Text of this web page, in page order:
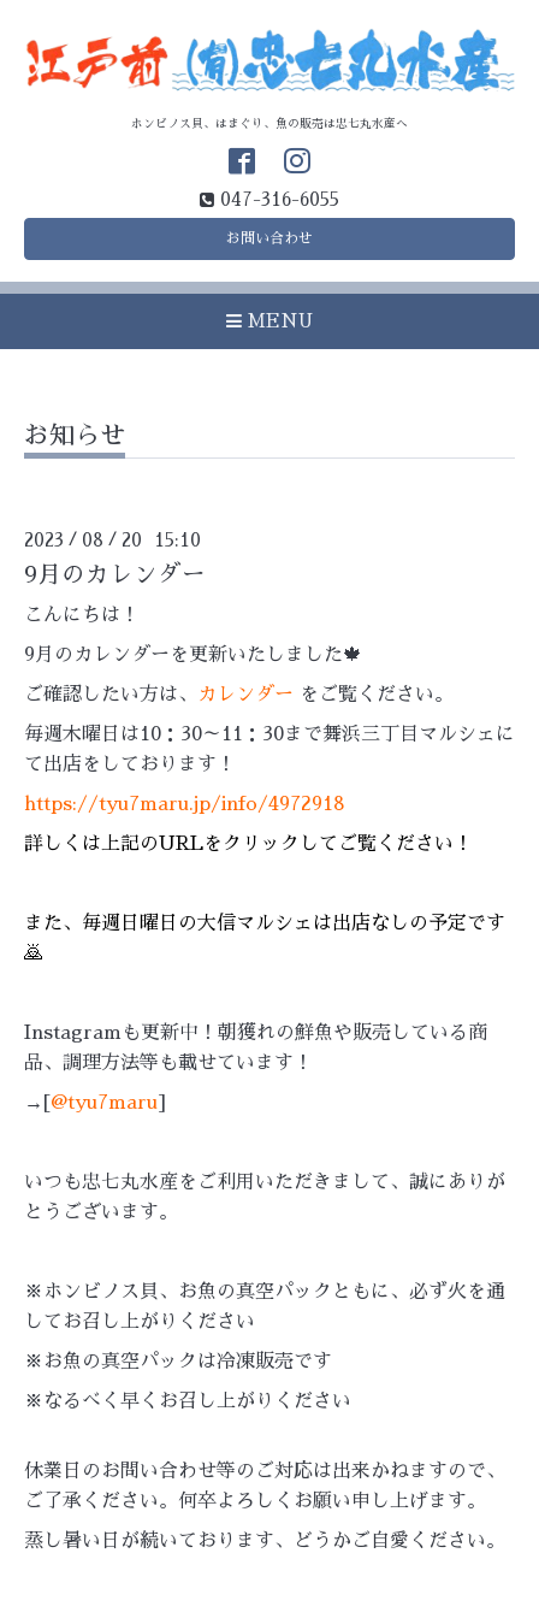
ホンビノス貝、はまぐり、魚の販売は忠七丸水産へ
047-316-6055
お問い合わせ
MENU
お知らせ
2023 / 08 / 20 15:10
9月のカレンダー
こんにちは！
9月のカレンダーを更新いたしました🍁
ご確認したい方は、 カレンダー をご覧ください。
毎週木曜日は10：30～11：30まで舞浜三丁目マルシェに
て出店をしております！
https://tyu7maru.jp/info/4972918
詳しくは上記のURLをクリックしてご覧ください！
また、毎週日曜日の大信マルシェは出店なしの予定です
🙇
Instagramも更新中！朝獲れの鮮魚や販売している商
品、調理方法等も載せています！
→[@tyu7maru]
いつも忠七丸水産をご利用いただきまして、誠にありが
とうございます。
※ホンビノス貝、お魚の真空パックともに、必ず火を通
してお召し上がりください
※お魚の真空パックは冷凍販売です
※なるべく早くお召し上がりください
休業日のお問い合わせ等のご対応は出来かねますので、
ご了承ください。何卒よろしくお願い申し上げます。
蒸し暑い日が続いております、どうかご自愛ください。